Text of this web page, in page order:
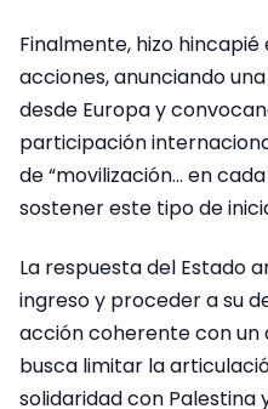
Finalmente, hizo
acciones, anunciando
desde Europa y
participación
de “movilización… en
sostener este tipo de
La respuesta del Estado
ingreso y proceder a su
acción coherente con
busca limitar la
solidaridad con Palestina